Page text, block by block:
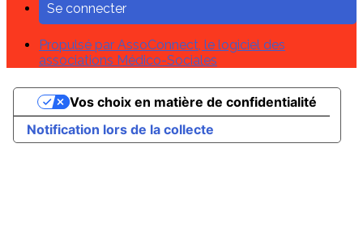
Se connecter
Propulsé par AssoConnect, le logiciel des
associations Médico-Sociales
Notification lors de la collecte
Vos choix en matière de confidentialité